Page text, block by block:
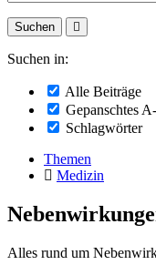
Suchen in:
Alle Beiträge
Gepanschtes
Schlagwörter
Themen
Medizin
Alles rund um